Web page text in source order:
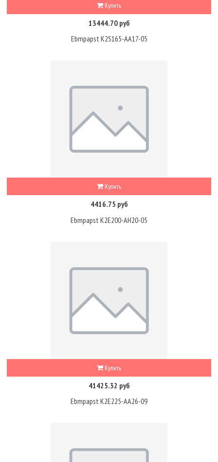
Купить
13444.70 руб
Ebmpapst K2S165-AA17-05
Купить
4416.75 руб
Ebmpapst K2E200-AH20-05
Купить
41425.32 руб
Ebmpapst K2E225-AA26-09